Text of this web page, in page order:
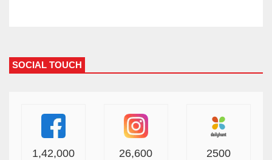
SOCIAL TOUCH
1,42,000 26,600 2500